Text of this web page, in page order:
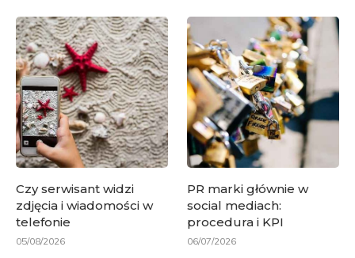
Czy serwisant widzi
zdjęcia i wiadomości w
telefonie
05/08/2026
PR marki głównie w
social mediach:
procedura i KPI
06/07/2026